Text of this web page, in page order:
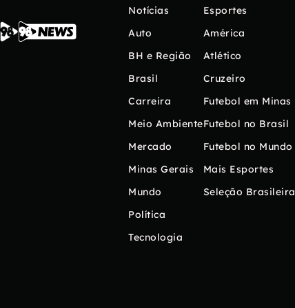
Notícias
Auto
BH e Região
Brasil
Carreira
Meio Ambiente
Mercado
Minas Gerais
Mundo
Política
Tecnologia
Esportes
América
Atlético
Cruzeiro
Futebol em Minas
Futebol no Brasil
Futebol no Mundo
Mais Esportes
Seleção Brasileira